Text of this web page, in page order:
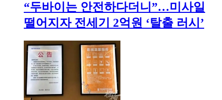
“두바이는 안전하다더니”…미사일
떨어지자 전세기 2억원 ‘탈출 러시’